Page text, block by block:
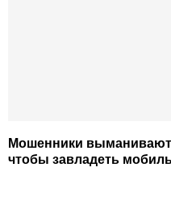
Мошенники
чтобы завладеть